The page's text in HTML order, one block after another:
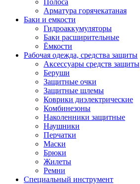
Полоса
Арматура горячекатаная
Баки и емкости
Гидроаккумуляторы
Баки расширительные
Ёмкости
Рабочая одежда, средства защиты
Аксессуары средств защиты
Беруши
Защитные очки
Защитные шлемы
Коврики диэлектрические
Комбинезоны
Наколенники защитные
Наушники
Перчатки
Маски
Брюки
Жилеты
Ремни
Специальный инструмент